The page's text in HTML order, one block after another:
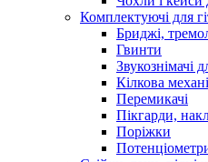
Комплектуючі для
Бриджі,
Гвинти
Звукознімачі
Кілкова
Перемикачі
Пікгарди,
Поріжки